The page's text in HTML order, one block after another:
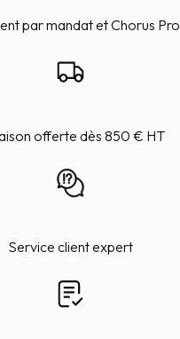
par mandat et Chorus Pro
offerte dès 850 € HT
Service client expert